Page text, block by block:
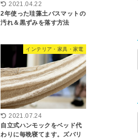
2021.04.22
2年使った珪藻土バスマットの
汚れ＆黒ずみを落す方法
インテリア・家具・家電
2021.07.24
自立式ハンモックをベッド代
わりに毎晩寝てます。ズバリ